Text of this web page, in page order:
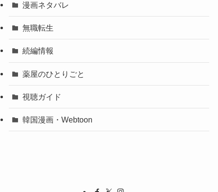
漫画ネタバレ
無職転生
続編情報
薬屋のひとりごと
視聴ガイド
韓国漫画・Webtoon